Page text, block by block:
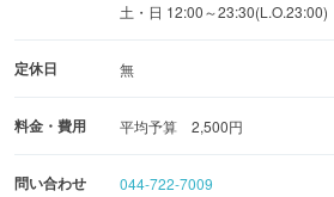
土・日 12:00～23:30(L.O.23:00)
定休日 無
料金・費用 平均予算 2,500円
問い合わせ 044-722-7009